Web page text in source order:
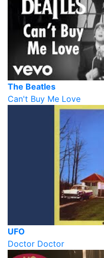
The Beatles
Can't Buy Me Love
UFO
Doctor Doctor